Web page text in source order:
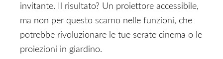
invitante. Il risultato? Un proiettore accessibile,
ma non per questo scarno nelle funzioni, che
potrebbe rivoluzionare le tue serate cinema o le
proiezioni in giardino.